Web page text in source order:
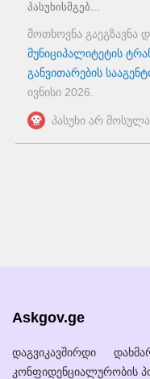
პასუხისმგებ...
მოთხოვნა გაეგზავნა
მუნიციპალიტეტის
განვითარების
ივნისი 2026
პასუხი არ მოსულა
Askgov.ge
დაგვიკავშირდი
კონფიდენციალურობის